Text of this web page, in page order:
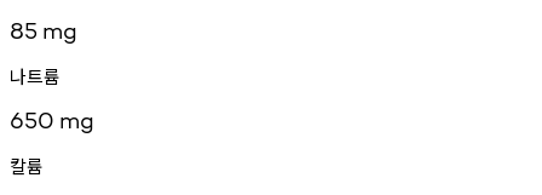
85 mg
나트륨
650 mg
칼륨